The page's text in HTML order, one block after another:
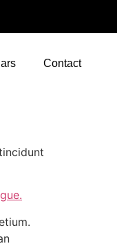
Contact